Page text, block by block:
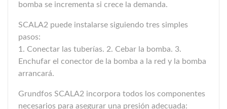
bomba se incrementa si crece la demanda.
SCALA2 puede instalarse siguiendo tres simples
pasos:
1. Conectar las tuberías. 2. Cebar la bomba. 3.
Enchufar el conector de la bomba a la red y la bomba
arrancará.
Grundfos SCALA2 incorpora todos los componentes
necesarios para asegurar una presión adecuada: